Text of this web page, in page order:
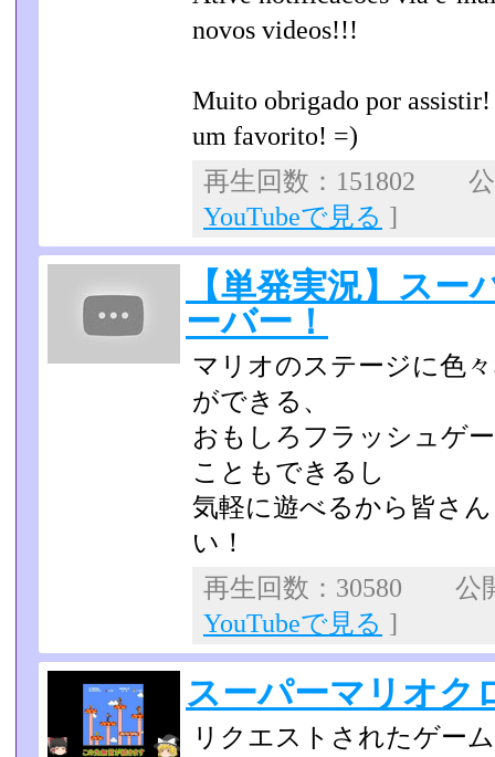
novos videos!!!
Muito obrigado por
um favorito! =)
再生回数：151802
YouTubeで見る ]
【単発実況】ス
ーバー！
マリオのステージに色
ができる、
おもしろフラッシュゲ
こともできるし
気軽に遊べるから皆さ
い！
再生回数：30580 公
YouTubeで見る ]
スーパーマリオク
リクエストされたゲーム